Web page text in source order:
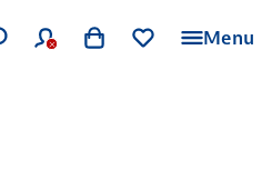
Menu